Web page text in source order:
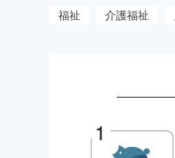
福祉 介護福祉